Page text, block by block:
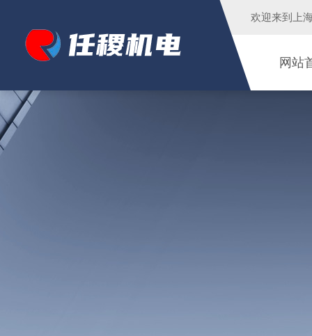
欢迎来到 上
网站